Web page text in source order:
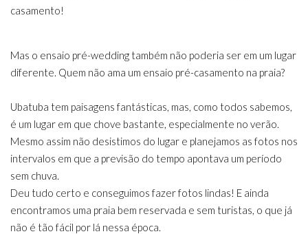
casamento!
Mas o ensaio pré-wedding também não poderia ser em um lugar
diferente. Quem não ama um ensaio pré-casamento na praia?
Ubatuba tem paisagens fantásticas, mas, como todos sabemos,
é um lugar em que chove bastante, especialmente no verão.
Mesmo assim não desistimos do lugar e planejamos as fotos nos
intervalos em que a previsão do tempo apontava um período
sem chuva.
Deu tudo certo e conseguimos fazer fotos lindas! E ainda
encontramos uma praia bem reservada e sem turistas, o que já
não é tão fácil por lá nessa época.